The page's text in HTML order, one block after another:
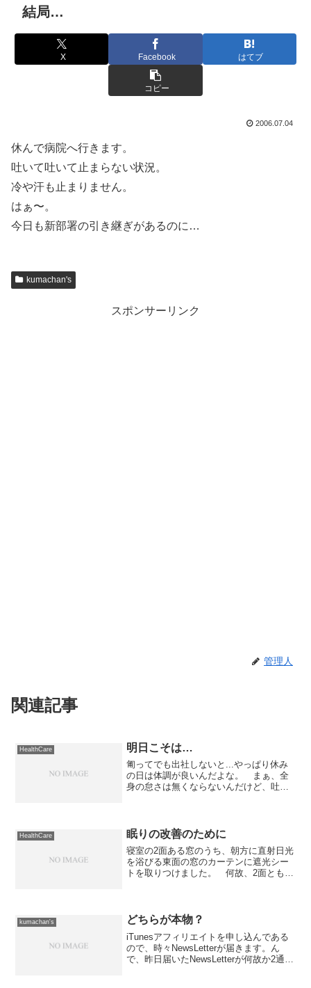
結局…
X Facebook はてブ
コピー
2006.07.04
休んで病院へ行きます。
吐いて吐いて止まらない状況。
冷や汗も止まりません。
はぁ〜。
今日も新部署の引き継ぎがあるのに…
kumachan's
スポンサーリンク
管理人
関連記事
HealthCare 明日こそは…
匍ってでも出社しないと...やっぱり休み
の日は体調が良いんだよな。 まぁ、全
身の怠さは無くならないんだけど、吐き
めは平日だけでも良い...
HealthCare 眠りの改善のために
寝室の2面ある窓のうち、朝方に直射日光
を浴びる東面の窓のカーテンに遮光シー
トを取りつけました。 何故、2面とも遮
と、真っ暗は流石にイ...
kumachan's どちらが本物？
iTunesアフィリエイトを申し込んである
ので、時々NewsLetterが届きます。ん
で、昨日届いたNewsLetterが何故か2通。